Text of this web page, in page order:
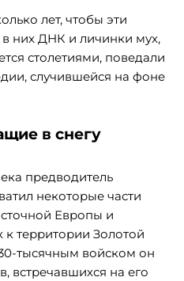
лет, чтобы эти
них ДНК и личинки мух,
столетиями, поведали
случившейся на фоне
в снегу
предводитель
некоторые части
Европы и
к территории Золотой
тысячным войском он
встречавшихся на его